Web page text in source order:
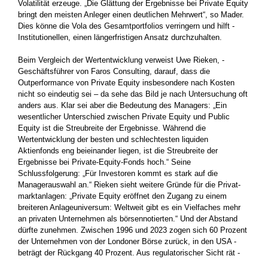
Volatilität erzeuge. „Die Glättung der Ergebnisse bei Private Equity
bringt den meisten Anleger einen deutlichen Mehrwert“, so Mader.
Dies könne die Vola des Gesamtportfolios verringern und hilft ­
Institutionellen, einen längerfristigen Ansatz durchzuhalten.
Beim Vergleich der Wertentwicklung verweist Uwe Rieken, ­
Geschäftsführer von Faros Consulting, darauf, dass die
Outperformance von Private Equity insbesondere nach Kosten
nicht so ­eindeutig sei – da sehe das Bild je nach Untersuchung oft
anders aus. Klar sei aber die Bedeutung des Managers: „Ein
wesentlicher Unterschied zwischen Private Equity und Public
Equity ist die Streubreite der Ergebnisse. Während die
Wertentwicklung der ­besten und schlechtesten liquiden
Aktienfonds eng beieinander ­liegen, ist die Streubreite der
Ergebnisse bei Private-Equity-Fonds hoch.“ Seine
Schlussfolgerung: „Für Investoren kommt es stark auf die
Managerauswahl an.“ Rieken sieht weitere Gründe für die Privat­
marktanlagen: „Private Equity eröffnet den Zugang zu einem
breiteren Anlageuniversum: Weltweit gibt es ein Vielfaches mehr
an privaten Unternehmen als börsennotierten.“ Und der Abstand
dürfte zunehmen. Zwischen 1996 und 2023 zogen sich 60 Prozent
der Unternehmen von der Londoner Börse zurück, in den USA ­
beträgt der Rückgang 40 Prozent. Aus regulatorischer Sicht rät ­